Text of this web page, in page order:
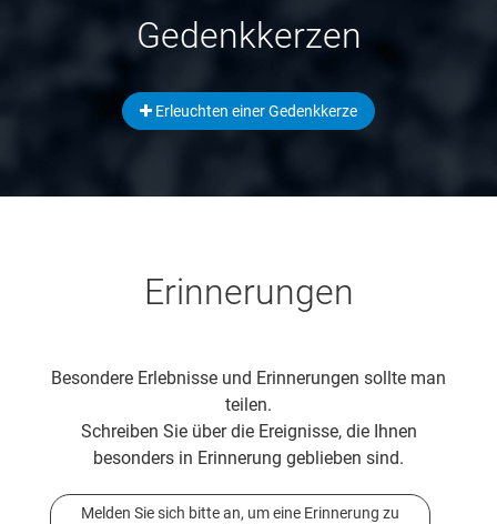
Gedenkkerzen
Erleuchten einer Gedenkkerze
Erinnerungen
Besondere Erlebnisse und Erinnerungen sollte man
teilen.
Schreiben Sie über die Ereignisse, die Ihnen
besonders in Erinnerung geblieben sind.
Melden Sie sich bitte an, um eine Erinnerung zu